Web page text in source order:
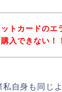
トカードのエ
入できない！！
自身も同じ